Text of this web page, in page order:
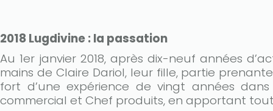
2018 Lugdivine : la passation
Au 1er janvier 2018, après dix-neuf années
mains de Claire Dariol, leur fille, partie
fort d’une expérience de vingt années
commercial et Chef produits, en apportant